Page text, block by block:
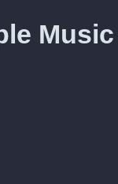
Music